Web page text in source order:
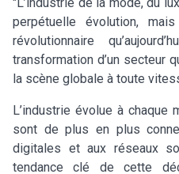
perpétuelle évolution,
révolutionnaire
transformation d’un secteur
la scène globale à toute
L’industrie évolue à chaque
sont de plus en plus
digitales et aux réseaux
tendance clé de cette